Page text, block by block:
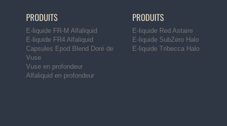
PRODUITS
E-liquide FR-M Alfaliquid
E-liquide FR4 Alfaliquid
Capsules Epod Blend Doré de
Vuse
Vuse en profondeur
Alfaliquid en profondeur
PRODUITS
E-liquide Red Astaire
E-liquide SubZero Halo
E-liquide Tribecca Halo